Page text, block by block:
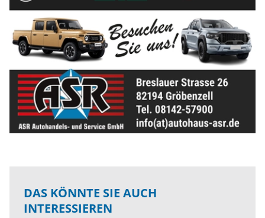
DAS KÖNNTE SIE AUCH
INTERESSIEREN